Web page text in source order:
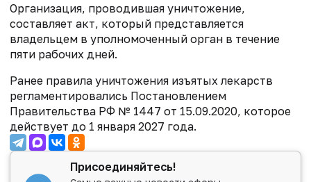
Организация, проводившая уничтожение,
составляет акт, который представляется
владельцем в уполномоченный орган в течение
пяти рабочих дней.
Ранее правила уничтожения изъятых лекарств
регламентировались Постановлением
Правительства РФ № 1447 от 15.09.2020, которое
действует до 1 января 2027 года.
Присоединяйтесь!